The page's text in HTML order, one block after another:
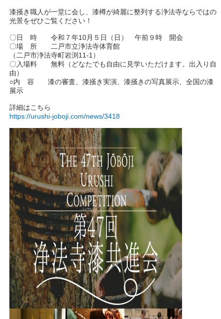
漆掻き職人が一堂に会し、漆樽が綺麗に整列する浄法寺ならではの
光景をぜひご覧ください！
〇日 時 令和７年10月５日（日） 午前９時 開会
〇場 所 二戸市立浄法寺体育館
（二戸市浄法寺町岩渕11-1）
〇入場料 無料（どなたでも自由に見学いただけます。出入り自
由）
○内 容 漆の審査、漆掻き実演、漆掻きの写真展示、全国の漆
展示
詳細はこちら
https://urushi-joboji.com/news/3418